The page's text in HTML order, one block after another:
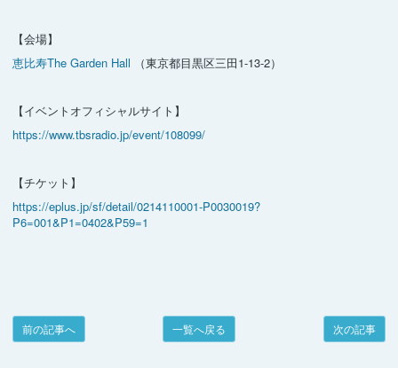
【会場】
恵比寿The Garden Hall （東京都目黒区三田1-13-2）
【イベントオフィシャルサイト】
https://www.tbsradio.jp/event/108099/
【チケット】
https://eplus.jp/sf/detail/0214110001-P0030019?
P6=001&P1=0402&P59=1
次の記事
一覧へ戻る
前の記事へ